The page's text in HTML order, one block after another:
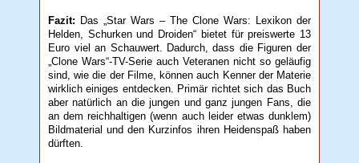
Fazit: Das „Star Wars – The Clone Wars: Lexikon der
Helden, Schurken und Droiden“ bietet für preiswerte 13
Euro viel an Schauwert. Dadurch, dass die Figuren der
„Clone Wars“-TV-Serie auch Veteranen nicht so geläufig
sind, wie die der Filme, können auch Kenner der Materie
wirklich einiges entdecken. Primär richtet sich das Buch
aber natürlich an die jungen und ganz jungen Fans, die
an dem reichhaltigen (wenn auch leider etwas dunklem)
Bildmaterial und den Kurzinfos ihren Heidenspaß haben
dürften.